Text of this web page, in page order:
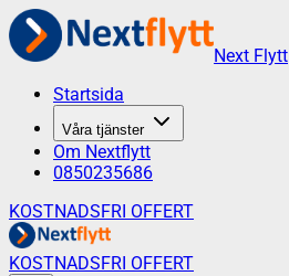
Next Flytt
Startsida
Våra tjänster
Om Nextflytt
0850235686
KOSTNADSFRI OFFERT
KOSTNADSFRI OFFERT